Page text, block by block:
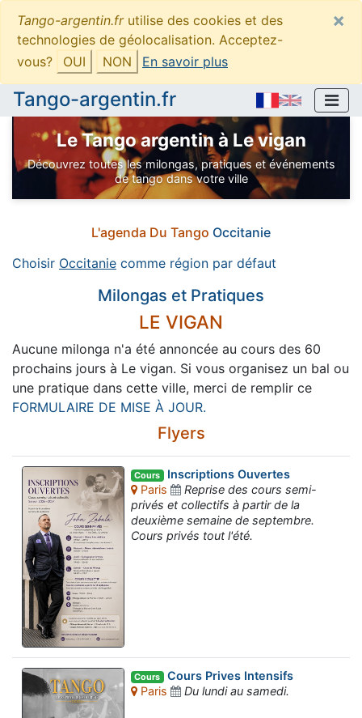
Tango-argentin.frutilise des cookies et des
technologies de géolocalisation. Acceptez-
vous?
OUI NON En savoir plus
×
Tango-argentin.fr
Le Tango argentin à Le vigan
Découvrez toutes les milongas, pratiques et événements
de tango dans votre ville
L'agenda Du Tango Occitanie
Choisir Occitanie comme région par défaut
Milongas et Pratiques
LE VIGAN
Aucune milonga n'a été annoncée au cours des 60
prochains jours à Le vigan. Si vous organisez un bal ou
une pratique dans cette ville, merci de remplir ce
FORMULAIRE DE MISE À JOUR.
Flyers
Cours Inscriptions Ouvertes
Paris
Reprise des cours semi-
privés et collectifs à partir de la
deuxième semaine de septembre.
Cours privés tout l'été.
Cours Cours Prives Intensifs
Paris
Du lundi au samedi.